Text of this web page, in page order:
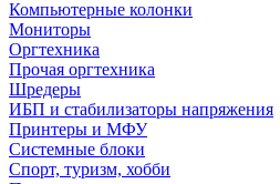
Компьютерные колонки
Мониторы
Оргтехника
Прочая оргтехника
Шредеры
ИБП и стабилизаторы напряжения
Принтеры и МФУ
Системные блоки
Спорт, туризм, хобби